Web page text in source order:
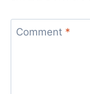
Comment *